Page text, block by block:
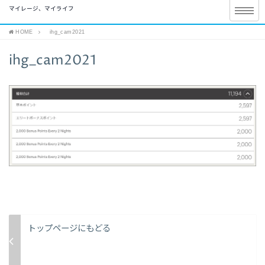
マイレージ、マイライフ
HOME ihg_cam2021
ihg_cam2021
トップページにもどる